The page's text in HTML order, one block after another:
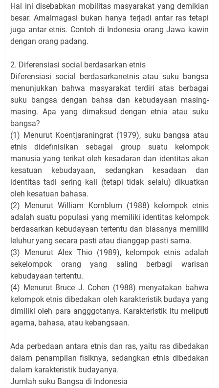
Hal ini disebabkan mobilitas masyarakat yang demikian
besar. Amalmagasi bukan hanya terjadi antar ras tetapi
juga antar etnis. Contoh di Indonesia orang Jawa kawin
dengan orang padang.
2. Diferensiasi social berdasarkan etnis
Diferensiasi social berdasarkanetnis atau suku bangsa
menunjukkan bahwa masyarakat terdiri atas berbagai
suku bangsa dengan bahsa dan kebudayaan masing-
masing. Apa yang dimaksud dengan etnia atau suku
bangsa?
(1) Menurut Koentjaraningrat (1979), suku bangsa atau
etnis didefinisikan sebagai group suatu kelompok
manusia yang terikat oleh kesadaran dan identitas akan
kesatuan kebudayaan, sedangkan kesadaan dan
identitas tadi sering kali (tetapi tidak selalu) dikuatkan
oleh kesatuan bahasa.
(2) Menurut William Kornblum (1988) kelompok etnis
adalah suatu populasi yang memiliki identitas kelompok
berdasarkan kebudayaan tertentu dan biasanya memiliki
leluhur yang secara pasti atau dianggap pasti sama.
(3) Menurut Alex Thio (1989), kelompok etnis adalah
sekelompok orang yang saling berbagi warisan
kebudayaan tertentu.
(4) Menurut Bruce J. Cohen (1988) menyatakan bahwa
kelompok etnis dibedakan oleh karakteristik budaya yang
dimiliki oleh para angggotanya. Karakteristik itu meliputi
agama, bahasa, atau kebangsaan.
Ada perbedaan antara etnis dan ras, yaitu ras dibedakan
dalam penampilan fisiknya, sedangkan etnis dibedakan
dalam karakteristik budayanya.
Jumlah suku Bangsa di Indonesia